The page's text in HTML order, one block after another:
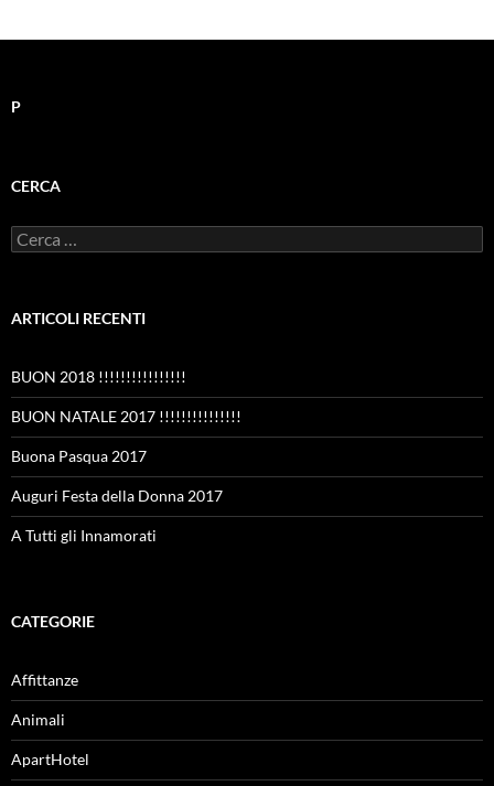
P
CERCA
Ricerca
per:
ARTICOLI RECENTI
BUON 2018 !!!!!!!!!!!!!!!!
BUON NATALE 2017 !!!!!!!!!!!!!!!
Buona Pasqua 2017
Auguri Festa della Donna 2017
A Tutti gli Innamorati
CATEGORIE
Affittanze
Animali
ApartHotel